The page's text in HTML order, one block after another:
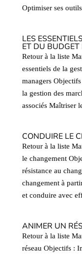
Optimiser ses
LES
ET DU
Retour à la liste
essentiels de la
managers
la gestion des
associés Maîtriser
CONDUIRE LE
Retour à la liste
le changement
résistance au
changement à
et conduire avec
ANIMER UN
Retour à la liste
réseau Objectifs :